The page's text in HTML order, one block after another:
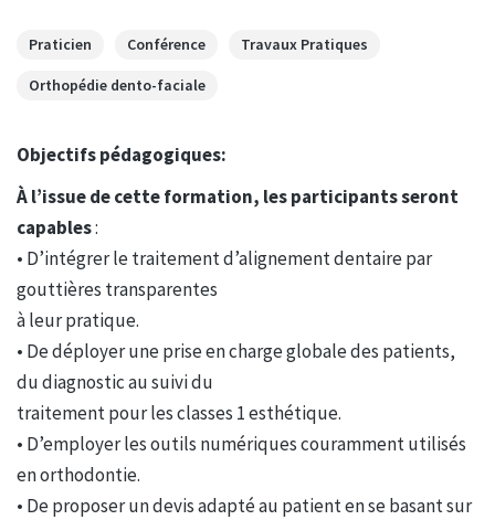
Praticien Conférence Travaux Pratiques
Orthopédie dento-faciale
Objectifs pédagogiques:
À l’issue de cette formation, les participants seront
capables:
• D’intégrer le traitement d’alignement dentaire par
gouttières transparentes
à leur pratique.
• De déployer une prise en charge globale des patients,
du diagnostic au suivi du
traitement pour les classes 1 esthétique.
• D’employer les outils numériques couramment utilisés
en orthodontie.
• De proposer un devis adapté au patient en se basant sur